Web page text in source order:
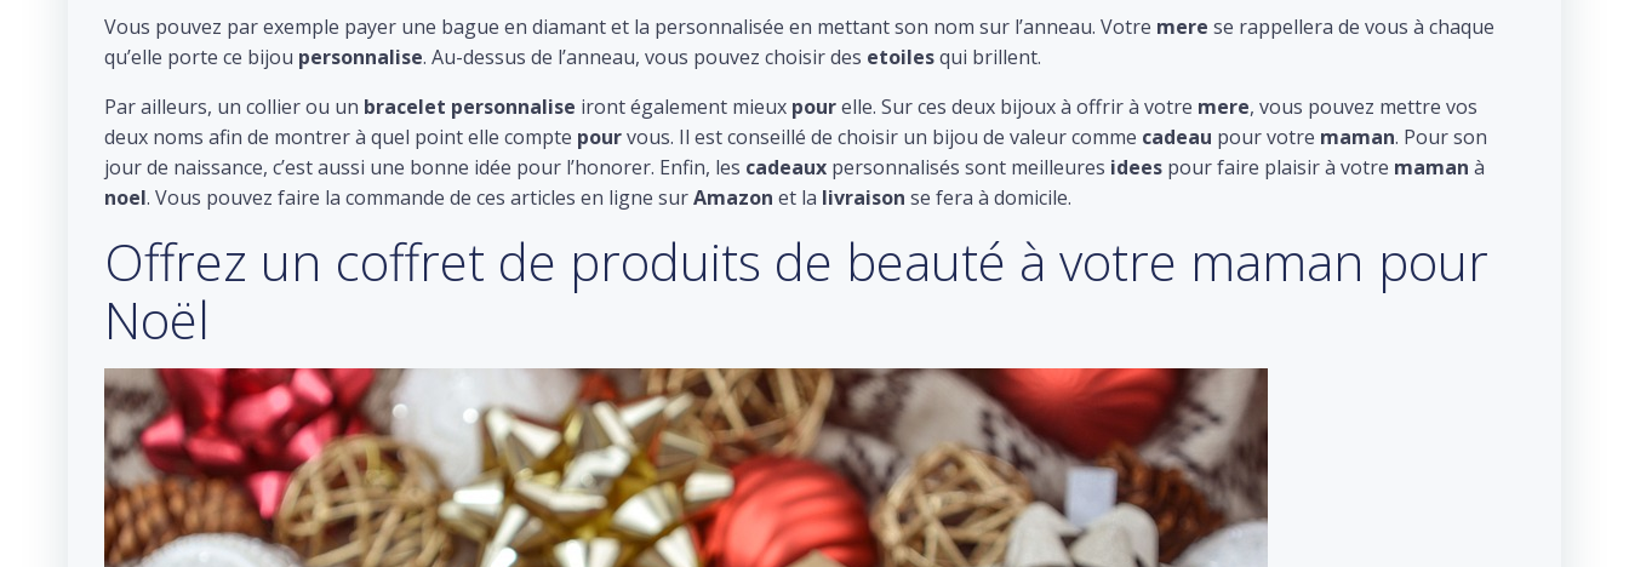
Vous pouvez par exemple payer une bague en diamant et la personnalisée en mettant son nom sur l’anneau. Votre mere se rappellera de vous à chaque
qu’elle porte ce bijou personnalise. Au-dessus de l’anneau, vous pouvez choisir des etoilesqui brillent.
Par ailleurs, un collier ou un bracelet personnalise iront également mieux pourelle. Sur ces deux bijoux à offrir à votre mere, vous pouvez mettre vos
deux noms afin de montrer à quel point elle compte pourvous. Il est conseillé de choisir un bijou de valeur comme cadeau pour votre maman. Pour son
jour de naissance, c’est aussi une bonne idée pour l’honorer. Enfin, les cadeaux personnalisés sont meilleures idees pour faire plaisir à votre maman à
noel. Vous pouvez faire la commande de ces articles en ligne surAmazon et la livraison se fera à domicile.
Offrez un coffret de produits de beauté à votre maman pour
Noël